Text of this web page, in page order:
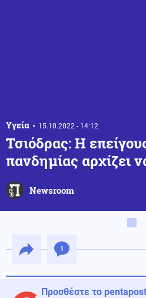
Υγεία 15.10.2022 - 14:12
Τσιόδρας: Η
πανδημίας αρχίζει
Newsroom
1
Προσθέστε το